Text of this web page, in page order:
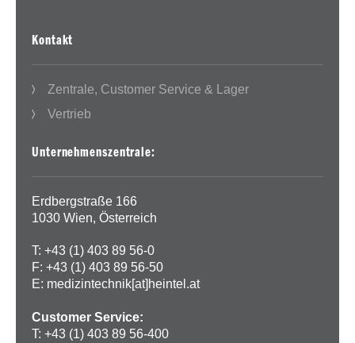
Kontakt
Zentrale, Customer Service & Lager
Vertrieb
Unternehmenszentrale:
Erdbergstraße 166
1030 Wien, Österreich
T: +43 (1) 403 89 56-0
F: +43 (1) 403 89 56-50
E: medizintechnik[at]heintel.at
Customer Service:
T: +43 (1) 403 89 56-400